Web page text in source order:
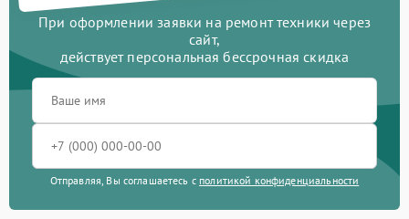
При оформлении заявки на ремонт техники через
сайт,
действует персональная бессрочная скидка
Отправляя, Вы соглашаетесь с политикой конфиденциальности